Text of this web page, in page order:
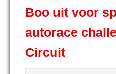
Boo uit voor
autorace
Circuit